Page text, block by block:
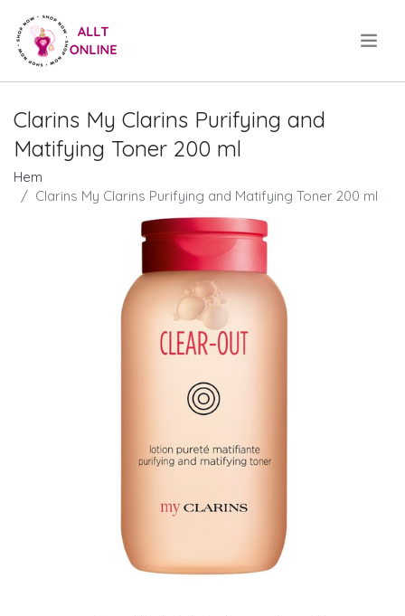
Clarins My Clarins Purifying and
Matifying Toner 200 ml
Hem
Clarins My Clarins Purifying and Matifying Toner 200 ml